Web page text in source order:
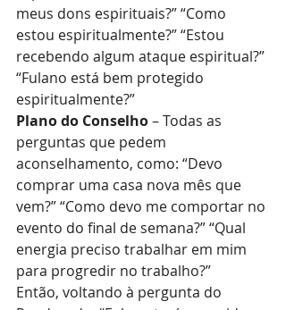
meus dons espirituais?” “Como
estou espiritualmente?” “Estou
recebendo algum ataque espiritual?”
“Fulano está bem protegido
espiritualmente?”
Plano do Conselho – Todas as
perguntas que pedem
aconselhamento, como: “Devo
comprar uma casa nova mês que
vem?” “Como devo me comportar no
evento do final de semana?” “Qual
energia preciso trabalhar em mim
para progredir no trabalho?”
Então, voltando à pergunta do